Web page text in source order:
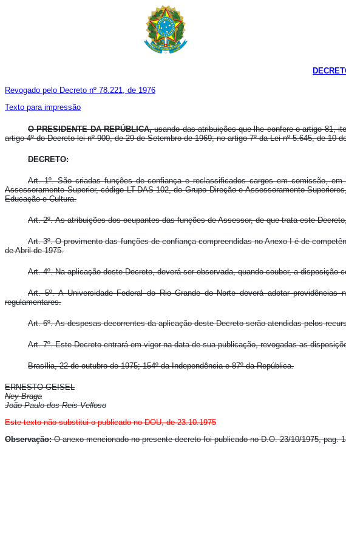
Revogado pelo Decreto nº 78.221, de 1976
Texto para impressão
O PRESIDENTE DA REPÚBLICA,usando das atribuições que lhe confere o artigo 81,
artigo 4º do Decreto-lei nº 900, de 29 de Setembro de 1969; no artigo 7º da Lei nº 5.645, de
DECRETO:
Art. 1º. São criadas funções de confiança e reclassificados cargos em comissão,
Assessoramento Superior, código LT-DAS-102, do Grupo Direção e Assessoramento
Educação e Cultura.
Art. 2º. As atribuições dos ocupantes das funções de Assessor, de que trata este
Art. 3º. O provimento das funções de confiança compreendidas no Anexo I é de
de Abril de 1975.
Art. 4º. Na aplicação deste Decreto, deverá ser observada, quando couber, a disposição
Art. 5º. A Universidade Federal do Rio Grande do Norte deverá adotar
regulamentares.
Art. 6º. As despesas decorrentes da aplicação deste Decreto serão atendidas pelos
Art. 7º. Este Decreto entrará em vigor na data de sua publicação, revogadas as
Brasília, 22 de outubro de 1975; 154º da Independência e 87º da República.
ERNESTO GEISEL
Ney Braga
João Paulo dos Reis Velloso
Este texto não substitui o publicado no DOU, de 23.10.1975
Observação:O anexo mencionado no presente decreto foi publicado no D.O. 23/10/1975, pag.